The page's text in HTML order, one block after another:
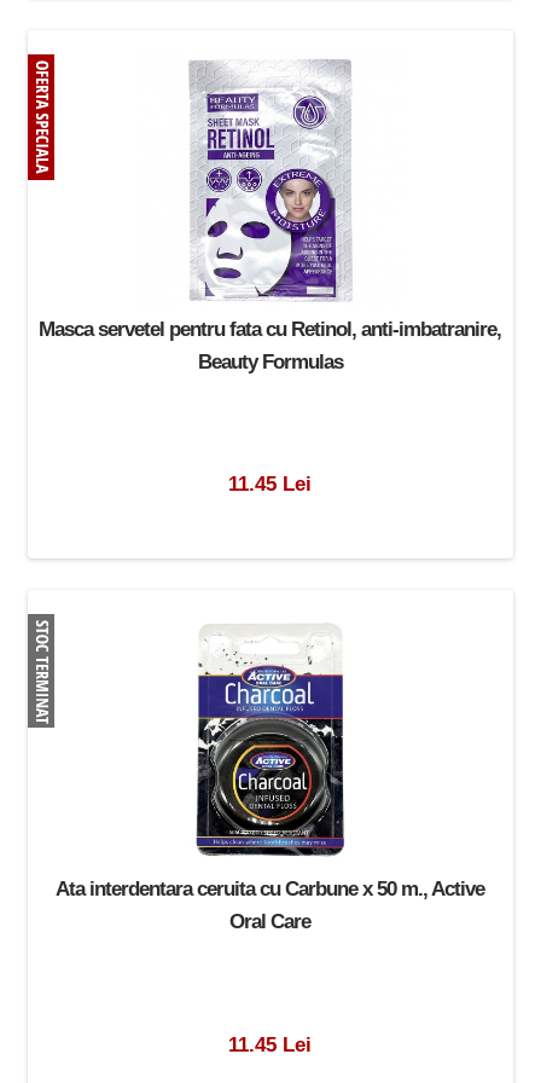
Masca servetel pentru fata cu Retinol, anti-imbatranire,
Beauty Formulas
11.45 Lei
Ata interdentara ceruita cu Carbune x 50 m., Active
Oral Care
11.45 Lei